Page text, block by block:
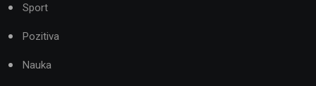
Sport
Pozitiva
Nauka